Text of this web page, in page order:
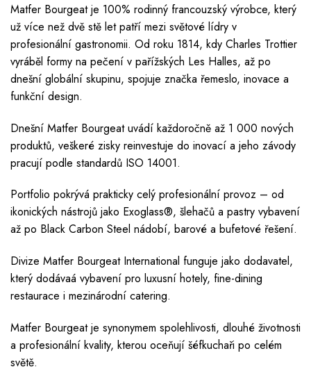
Matfer Bourgeat je 100% rodinný francouzský výrobce, který
už více než dvě stě let patří mezi světové lídry v
profesionální gastronomii. Od roku 1814, kdy Charles Trottier
vyráběl formy na pečení v pařížských Les Halles, až po
dnešní globální skupinu, spojuje značka řemeslo, inovace a
funkční design.
Dnešní Matfer Bourgeat uvádí každoročně až 1 000 nových
produktů, veškeré zisky reinvestuje do inovací a jeho závody
pracují podle standardů ISO 14001.
Portfolio pokrývá prakticky celý profesionální provoz – od
ikonických nástrojů jako Exoglass®, šlehačů a pastry vybavení
až po Black Carbon Steel nádobí, barové a bufetové řešení.
Divize Matfer Bourgeat International funguje jako dodavatel,
který dodávaá vybavení pro luxusní hotely, fine-dining
restaurace i mezinárodní catering.
Matfer Bourgeat je synonymem spolehlivosti, dlouhé životnosti
a profesionální kvality, kterou oceňují šéfkuchaři po celém
světě.